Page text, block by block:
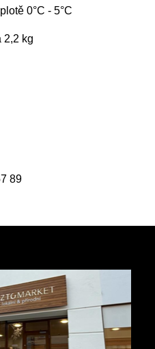
0°C - 5°C
2,2 kg
89